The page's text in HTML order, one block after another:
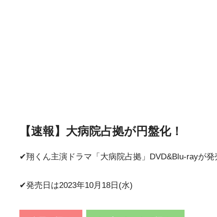
【速報】大病院占拠が円盤化！
✔︎︎︎︎翔くん主演ドラマ「大病院占拠」DVD&Blu-rayが発
✔︎︎︎︎発売日は2023年10月18日(水)